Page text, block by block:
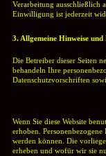
Verarbeitung ausschließlich
Einwilligung ist jederzeit
3. Allgemeine Hinweise
Die Betreiber dieser Seiten
behandeln Ihre
Datenschutzvorschriften
Wenn Sie diese Website
erhoben.
werden können. Die
erheben und wofür wir sie